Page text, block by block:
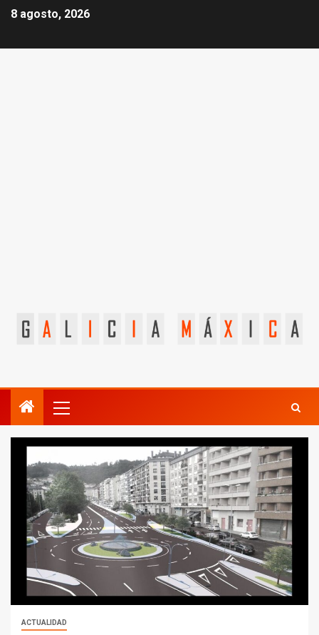
8 agosto, 2026
ACTUALIDAD